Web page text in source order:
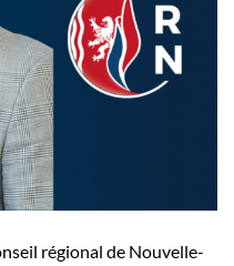
régional de Nouvelle-